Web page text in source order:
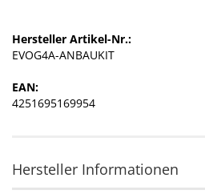
Hersteller Artikel-Nr.:
EVOG4A-ANBAUKIT
EAN:
4251695169954
Hersteller Informationen